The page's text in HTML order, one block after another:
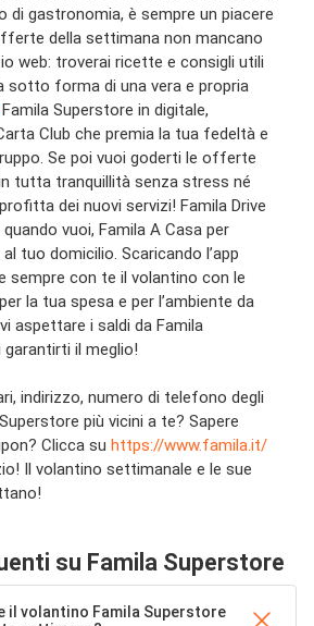
di gastronomia, è sempre un piacere
della settimana non mancano
web: troverai ricette e consigli utili
sotto forma di una vera e propria
Famila Superstore in digitale,
Club che premia la tua fedeltà e
Se poi vuoi goderti le offerte
tutta tranquillità senza stress né
dei nuovi servizi! Famila Drive
vuoi, Famila A Casa per
tuo domicilio. Scaricando l’app
sempre con te il volantino con le
la tua spesa e per l’ambiente da
aspettare i saldi da Famila
il meglio!
indirizzo, numero di telefono degli
più vicini a te? Sapere
Clicca su https://www.famila.it/
Il volantino settimanale e le sue
su Famila Superstore
il volantino Famila Superstore